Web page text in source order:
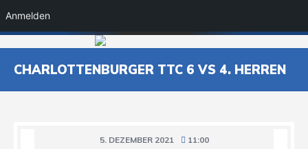
CHARLOTTENBURGER TTC 6 VS 4. HERREN
5. DEZEMBER 2021 11:00
Anmelden